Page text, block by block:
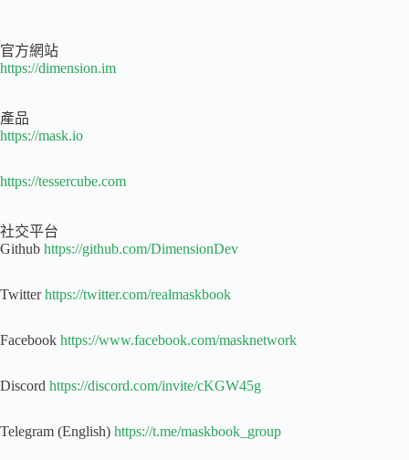
官方網站
https://dimension.im
產品
https://mask.io
https://tessercube.com
社交平台
Github https://github.com/DimensionDev
Twitterhttps://twitter.com/realmaskbook
Facebook https://www.facebook.com/masknetwork
Discord https://discord.com/invite/cKGW45g
Telegram (English) https://t.me/maskbook_group